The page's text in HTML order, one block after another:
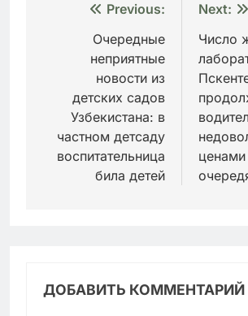
Навигация
записям
Previous:
Очередные
неприятные
новости из
детских садов
Узбекистана: в
частном детсаду
воспитательница
била детей
Next:
Число
ДОБАВИТЬ КОММЕНТАРИЙ